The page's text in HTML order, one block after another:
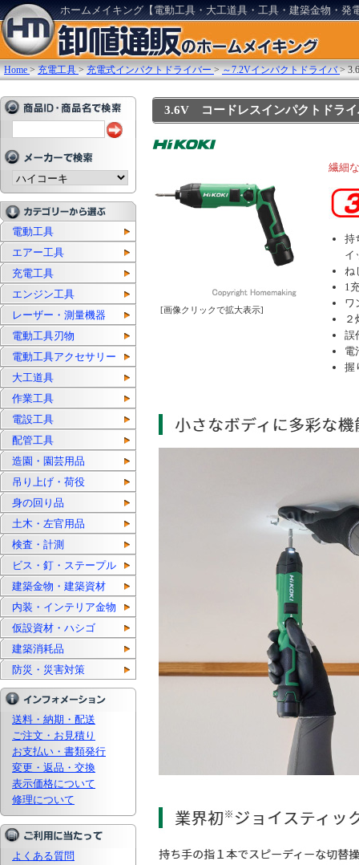
ホームメイキング【電動工具・大工道具・工具・建築金物・発
Home >充電工具 >充電式インパクトドライバー >～7.2Vインパクトドライバ >
電動工具
エアー工具
充電工具
エンジン工具
レーザー・測量機器
電動工具刃物
電動工具アクセサリー
大工道具
作業工具
電設工具
配管工具
造園・園芸用品
吊り上げ・荷役
身の回り品
土木・左官用品
検査・計測
ビス・釘・ステープル
建築金物・建築資材
内装・インテリア金物
仮設資材・ハシゴ
建築消耗品
防災・災害対策
送料・納期・配送
ご注文・お見積り
お支払い・書類発行
変更・返品・交換
表示価格について
修理について
よくある質問
3.6V コードレスインパクトドラ
[画像クリックで拡大表示]
繊細
持
イ
ね
1
ワ
２
誤
電
握